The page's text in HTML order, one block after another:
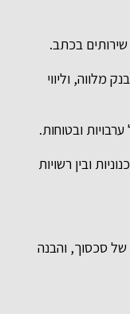
בכתב.
מלווה, וליווי
ובטוחות.
ובין רשויות
של סכסוך, והבנה